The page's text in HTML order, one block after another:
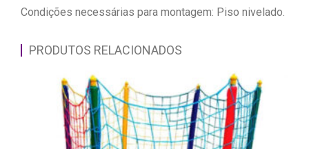
Condições necessárias para montagem: Piso nivelado.
PRODUTOS RELACIONADOS